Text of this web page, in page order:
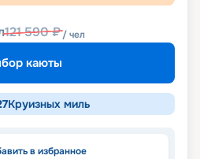
121 590₽/ чел
каюты
Круизных миль
в избранное